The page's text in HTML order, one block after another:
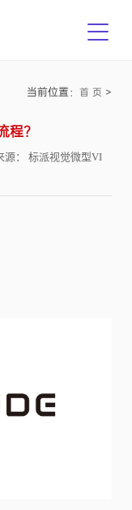
当前位置： 首 页 >
程？
： 标派视觉微型VI